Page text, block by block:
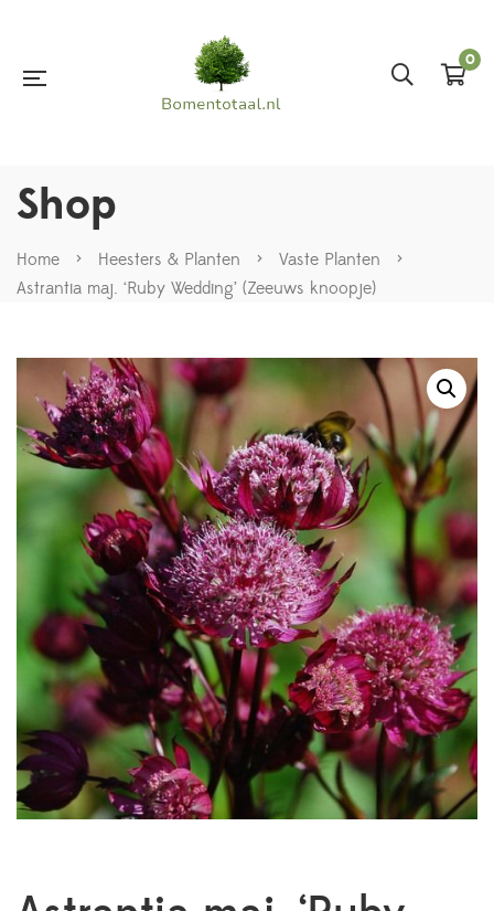
0
Shop
Home > Heesters & Planten > Vaste Planten
>
Astrantia maj. ‘Ruby Wedding’ (Zeeuws knoopje)